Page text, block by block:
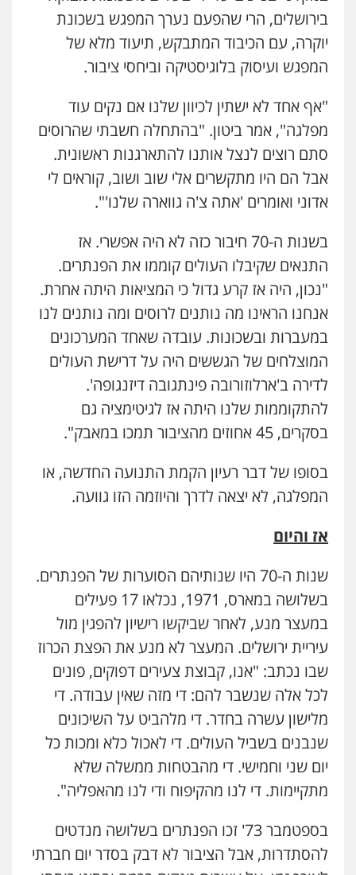
בירושלים, הרי שהפעם נערך המפגש בשכונת
יוקרה, עם הכיבוד המתבקש, תיעוד מלא של
המפגש ועיסוק בלוגיסטיקה וביחסי ציבור.
"אף אחד לא ישתין לכיוון שלנו אם נקים עוד
מפלגה", אמר ביטון. "בהתחלה חשבתי שהרוסים
סתם רוצים לנצל אותנו להתארגנות ראשונית.
אבל הם היו מתקשרים אלי שוב ושוב, קוראים לי
אדוני ואומרים 'אתה צ'ה גווארה שלנו'".
בשנות ה-70 חיבור כזה לא היה אפשרי. אז
התנאים שקיבלו העולים קוממו את הפנתרים.
"נכון, היה אז קרע גדול כי המציאות היתה אחרת.
אנחנו הראינו מה נותנים לרוסים ומה נותנים לנו
במעברות ובשכונות. עובדה שאחד המערכונים
המוצלחים של הגששים היה על דרישת העולים
לדירה ב'ארלוזורובה פינתגובה דיזנגופה'.
להתקוממות שלנו היתה אז לגיטימציה גם
בסקרים, 45 אחוזים מהציבור תמכו במאבק".
בסופו של דבר רעיון הקמת התנועה החדשה, או
המפלגה, לא יצאה לדרך והיוזמה הזו גוועה.
אז והיום
שנות ה-70 היו שנותיהם הסוערות של הפנתרים.
בשלושה במארס, 1971, נכלאו 17 פעילים
במעצר מנע, לאחר שביקשו רישיון להפגין מול
עיריית ירושלים. המעצר לא מנע את הפצת הכרוז
שבו נכתב: "אנו, קבוצת צעירים דפוקים, פונים
לכל אלה שנשבר להם: די מזה שאין עבודה. די
מלישון עשרה בחדר. די מלהביט על השיכונים
שנבנים בשביל העולים. די לאכול כלא ומכות כל
יום שני וחמישי. די מהבטחות ממשלה שלא
מתקיימות. די לנו מהקיפוח ודי לנו מהאפליה".
בספטמבר 73' זכו הפנתרים בשלושה מנדטים
להסתדרות, אבל הציבור לא דבק בסדר יום חברתי